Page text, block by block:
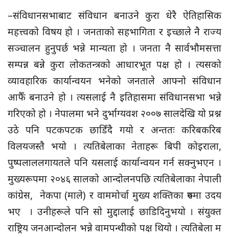
–संविधानसभाबाट संविधान बनाउने कुरा धेरै ऐतिहासिक
महत्त्वको विषय हो । जनताको सहभागिता र इच्छाले नै राज्य
सञ्चालन हुनुपर्छ भन्ने मान्यता हो । जनता नै सार्वभौमसत्ता
सम्पन्न बन्ने कुरा लोकतन्त्रको आधारभूत पक्ष हो । त्यसको
व्यावहारिक कार्यान्वयन भनेको जनताले आफ्नो संविधान
आफैँ बनाउने हो । त्यसलाई नै इतिहासमा संविधानसभा भन्ने
गरिएको हो । नेपालमा भने दुर्भाग्यवश २००७ सालदेखि यो प्रश्न
उठे पनि पटकपटक छाडिँदै गयो र अन्ततः करिबकरिब
विलयजस्तै भयो । त्यतिबेलाका नेताहरू बिपी कोइराला,
पुष्पलाललगायतले पनि यसलाई कार्यान्वयन गर्न सक्नुभएन ।
मुख्यरूपमा २०४६ सालको आन्दोलनपछि त्यतिबेलाका नेपाली
कांग्रेस, नेकपा (माले) र वाममोर्चा मुख्य शक्तिका रुपमा उदय
भए । उनीहरूले पनि सो मुद्दालाई छाडिदिनुभयो । संयुक्त
राष्ट्रिय जनआन्दोलन भन्ने वामपन्थीको पक्ष थियो । त्यतिबेला म